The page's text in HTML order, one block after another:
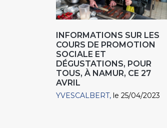
INFORMATIONS SUR LES
COURS DE PROMOTION
SOCIALE ET
DÉGUSTATIONS, POUR
TOUS, À NAMUR, CE 27
AVRIL
YVESCALBERT le 25/04/2023